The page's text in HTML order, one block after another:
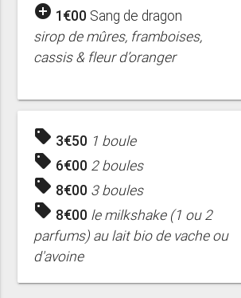
add_circle 1€00 Sang de dragon
sirop de mûres, framboises,
cassis & fleur d’oranger
sell 3€50 1 boule
sell 6€00 2 boules
sell 8€00 3 boules
sell 8€00 le milkshake (1 ou 2
parfums) au lait bio de vache ou
d'avoine